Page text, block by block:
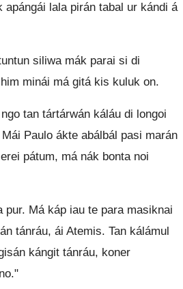
lala pirán tabal ur kándi á
siliwa mák parai si di
minái má gitá kis kuluk on.
tan tártárwán káláu di longoi
Paulo ákte abálbál pasi marán
pátum, má nák bonta noi
Má káp iau te para masiknai
tánráu, ái Atemis. Tan kálámul
kángit tánráu, koner